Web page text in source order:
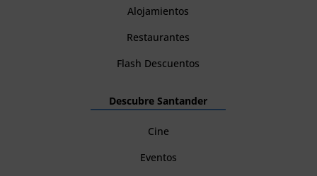
Alojamientos
Restaurantes
Flash Descuentos
Descubre Santander
Cine
Eventos